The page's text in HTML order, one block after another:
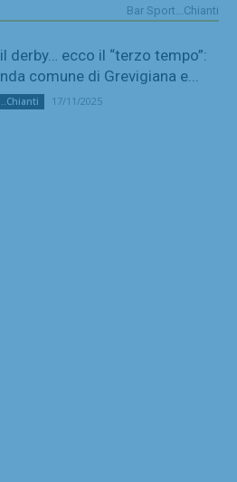
Bar Sport...Chianti
derby… ecco il “terzo tempo”:
comune di Grevigiana e...
17/11/2025